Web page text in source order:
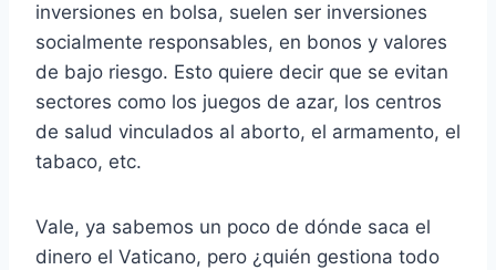
inversiones en bolsa, suelen ser inversiones
socialmente responsables, en bonos y valores
de bajo riesgo. Esto quiere decir que se evitan
sectores como los juegos de azar, los centros
de salud vinculados al aborto, el armamento, el
tabaco, etc.
Vale, ya sabemos un poco de dónde saca el
dinero el Vaticano, pero ¿quién gestiona todo